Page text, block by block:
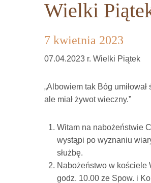
Wielki
7 kwietnia 2023
07.04.2023 r. Wielki Piątek
„Albowiem tak Bóg
ale miał żywot wieczny.”
Witam na nabożeństwie
wystąpi po wyznaniu
służbę.
Nabożeństwo w kościele
godz. 10.00 ze Spow. i